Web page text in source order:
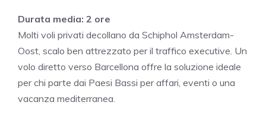
Durata media: 2 ore
Molti voli privati decollano da Schiphol Amsterdam-
Oost, scalo ben attrezzato per il traffico executive. Un
volo diretto verso Barcellona offre la soluzione ideale
per chi parte dai Paesi Bassi per affari, eventi o una
vacanza mediterranea.